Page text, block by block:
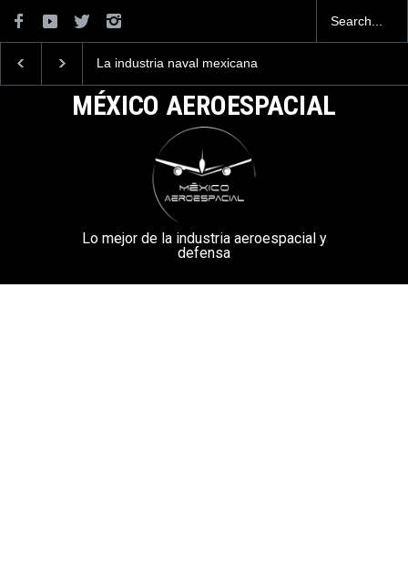
La industria naval mexicana
la Armada de México
mexicanos cuesta 2.9
millones de dólares
MÉXICO AEROESPACIAL
Lo mejor de la industria aeroespacial y
defensa